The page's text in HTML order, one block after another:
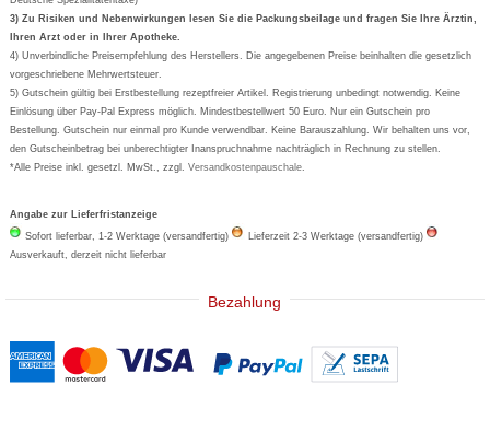
Formoline
Wick
Eucerin
Basica
3) Zu Risiken und Nebenwirkungen lesen Sie die Packungsbeilage und fragen Sie Ihre Ärztin,
Ihren Arzt oder in Ihrer Apotheke.
4) Unverbindliche Preisempfehlung des Herstellers. Die angegebenen Preise beinhalten die gesetzlich
vorgeschriebene Mehrwertsteuer.
5) Gutschein gültig bei Erstbestellung rezeptfreier Artikel. Registrierung unbedingt notwendig. Keine
Einlösung über Pay-Pal Express möglich. Mindestbestellwert 50 Euro. Nur ein Gutschein pro
Bestellung. Gutschein nur einmal pro Kunde verwendbar. Keine Barauszahlung. Wir behalten uns vor,
den Gutscheinbetrag bei unberechtigter Inanspruchnahme nachträglich in Rechnung zu stellen.
*Alle Preise inkl. gesetzl. MwSt., zzgl.Versandkostenpauschale
Angabe zur Lieferfristanzeige
Sofort lieferbar, 1-2 Werktage (versandfertig)
Lieferzeit 2-3 Werktage (versandfertig)
Ausverkauft, derzeit nicht lieferbar
Bezahlung